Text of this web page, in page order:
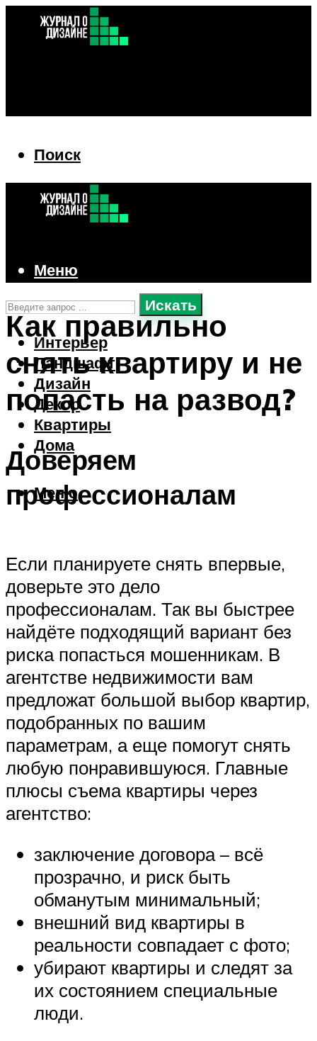
Поиск
Искать
Интерьер
Ландшафт
Дизайн
Декор
Квартиры
Дома
Меню
Меню
Как правильно
снять квартиру и не
попасть на развод?
Доверяем
профессионалам
Если планируете снять впервые,
доверьте это дело
профессионалам. Так вы быстрее
найдёте подходящий вариант без
риска попасться мошенникам. В
агентстве недвижимости вам
предложат большой выбор квартир,
подобранных по вашим
параметрам, а еще помогут снять
любую понравившуюся. Главные
плюсы съема квартиры через
агентство:
заключение договора – всё
прозрачно, и риск быть
обманутым минимальный;
внешний вид квартиры в
реальности совпадает с фото;
убирают квартиры и следят за
их состоянием специальные
люди.